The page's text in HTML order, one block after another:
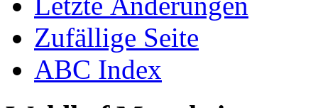
Zufällige Seite
ABC Index